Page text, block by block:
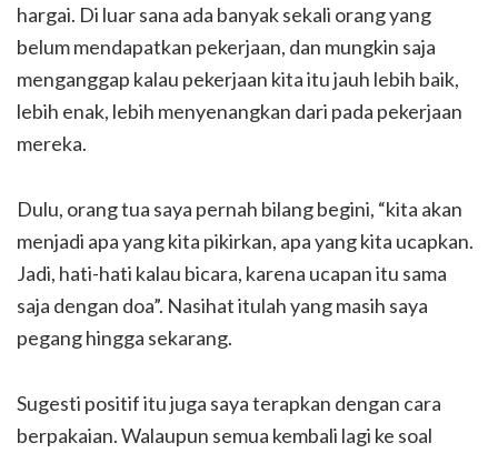
hargai. Di luar sana ada banyak sekali orang yang
belum mendapatkan pekerjaan, dan mungkin saja
menganggap kalau pekerjaan kita itu jauh lebih baik,
lebih enak, lebih menyenangkan dari pada pekerjaan
mereka.
Dulu, orang tua saya pernah bilang begini, “kita akan
menjadi apa yang kita pikirkan, apa yang kita ucapkan.
Jadi, hati-hati kalau bicara, karena ucapan itu sama
saja dengan doa”. Nasihat itulah yang masih saya
pegang hingga sekarang.
Sugesti positif itu juga saya terapkan dengan cara
berpakaian. Walaupun semua kembali lagi ke soal